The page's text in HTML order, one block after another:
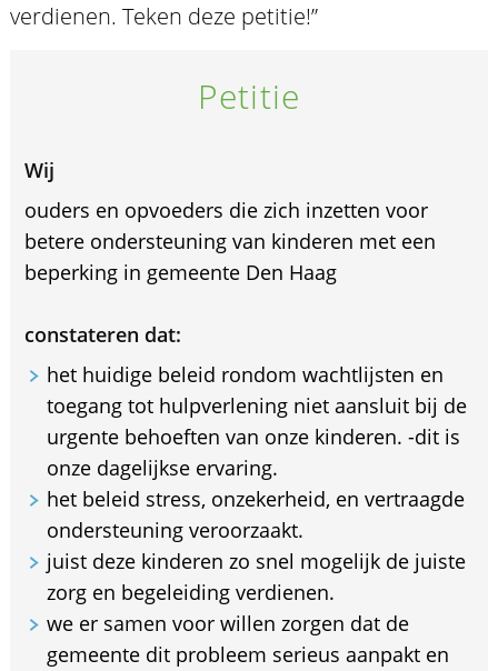
verdienen. Teken deze petitie!”
Petitie
Wij
ouders en opvoeders die zich inzetten voor
betere ondersteuning van kinderen met een
beperking in gemeente Den Haag
constateren dat:
het huidige beleid rondom wachtlijsten en
toegang tot hulpverlening niet aansluit bij de
urgente behoeften van onze kinderen. -dit is
onze dagelijkse ervaring.
het beleid stress, onzekerheid, en vertraagde
ondersteuning veroorzaakt.
juist deze kinderen zo snel mogelijk de juiste
zorg en begeleiding verdienen.
we er samen voor willen zorgen dat de
gemeente dit probleem serieus aanpakt en